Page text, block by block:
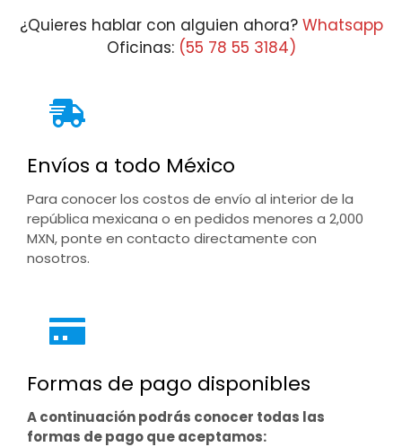
¿Quieres hablar con alguien ahora? Whatsapp
Oficinas: (55 78 55 3184)
Envíos a todo México
Para conocer los costos de envío al interior de la
república mexicana o en pedidos menores a 2,000
MXN, ponte en contacto directamente con
nosotros.
Formas de pago disponibles
A continuación podrás conocer todas las
formas de pago que aceptamos: